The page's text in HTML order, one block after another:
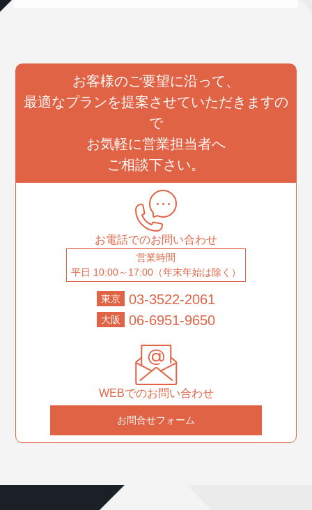
お客様のご要望に沿って、
最適なプランを提案させていただきますの
で
お気軽に営業担当者へ
ご相談下さい。
お電話でのお問い合わせ
営業時間
平日 10:00～17:00（年末年始は除く）
東京 03-3522-2061
大阪 06-6951-9650
WEBでのお問い合わせ
お問合せフォーム